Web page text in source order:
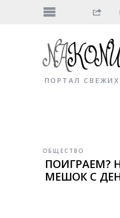
ПОРТАЛ
ОБЩЕСТВО
ПОИГРАЕМ?
МЕШОК С